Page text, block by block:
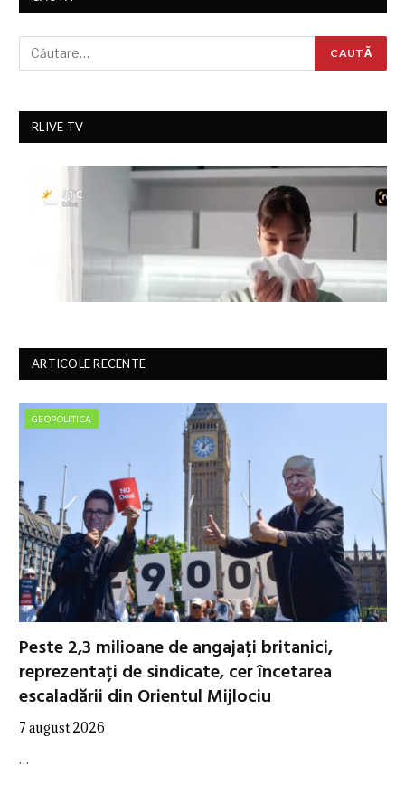
RLIVE TV
ARTICOLE RECENTE
GEOPOLITICA
Peste 2,3 milioane de angajați britanici,
reprezentați de sindicate, cer încetarea
escaladării din Orientul Mijlociu
7 august 2026
…